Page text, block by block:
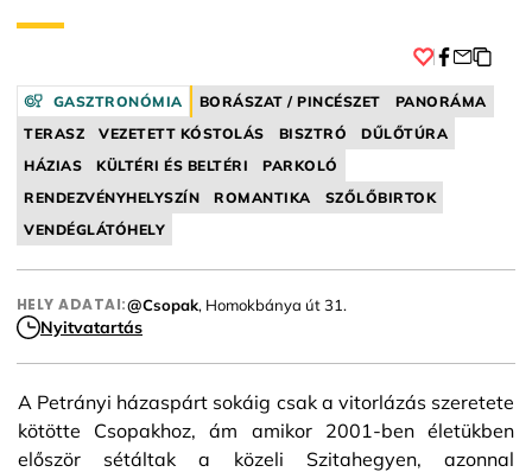
GASZTRONÓMIA BORÁSZAT / PINCÉSZET
PANORÁMA
TERASZ
VEZETETT KÓSTOLÁS BISZTRÓ
DŰLŐTÚRA
HÁZIAS
KÜLTÉRI ÉS BELTÉRI
PARKOLÓ
RENDEZVÉNYHELYSZÍN
ROMANTIKA
SZŐLŐBIRTOK
VENDÉGLÁTÓHELY
HELY ADATAI:@Csopak, Homokbánya út 31.
Nyitvatartás
A Petrányi házaspárt sokáig csak a vitorlázás szeretete
kötötte Csopakhoz, ám amikor 2001-ben életükben
először sétáltak a közeli Szitahegyen, azonnal